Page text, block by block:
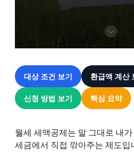
대상 조건 보기 환급액 계산
신청 방법 보기 핵심 요약
월세 세액공제는 말 그대로 내
세금에서 직접 깎아주는 제도입